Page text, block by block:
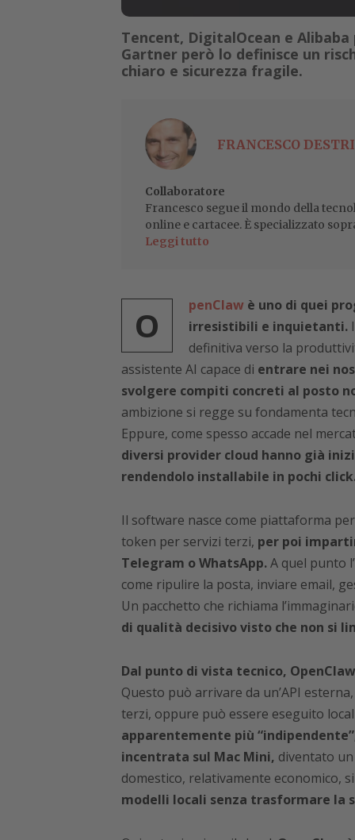
Tencent, DigitalOcean e
Gartner però lo definisce un
chiaro e sicurezza fragile.
FRANCESCO DESTRI
Collaboratore
Francesco segue il mondo della
online e cartacee. È specializzato
Leggi tutto
O penClawè uno di quei
irresistibili e inquietanti.
definitiva verso la
assistente AI capace di entrare nei
svolgere compiti concreti al posto
ambizione si regge su fondamenta
Eppure, come spesso accade nel
diversi provider cloud hanno già
rendendolo installabile in pochi
Il software nasce come piattaforma
token per servizi terzi, per poi
Telegram o WhatsApp.A quel punto
come ripulire la posta, inviare email,
Un pacchetto che richiama
di qualità decisivo visto che non si
Dal punto di vista tecnico,
Questo può arrivare da un’API
terzi, oppure può essere eseguito
apparentemente più
incentrata sul Mac Mini, diventato
domestico, relativamente economico,
modelli locali senza trasformare la